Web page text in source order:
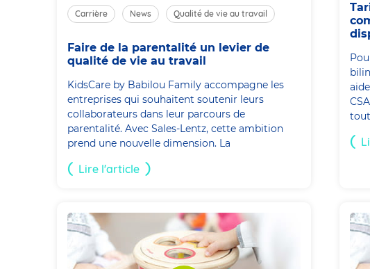
Carrière News Qualité de vie au travail
Faire de la parentalité un levier de
qualité de vie au travail
KidsCare by Babilou Family accompagne les
entreprises qui souhaitent soutenir leurs
collaborateurs dans leur parcours de
parentalité. Avec Sales-Lentz, cette ambition
prend une nouvelle dimension. La
Lire l'article